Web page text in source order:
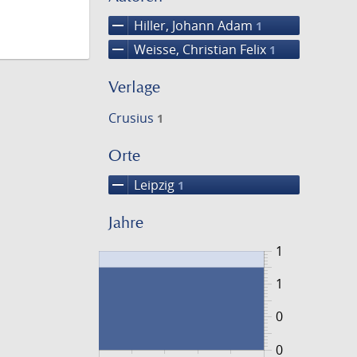
remove Hiller, Johann Adam 1
remove Weisse, Christian Felix 1
Verlage
Crusius 1
Orte
remove Leipzig 1
Jahre
0
1
0
1